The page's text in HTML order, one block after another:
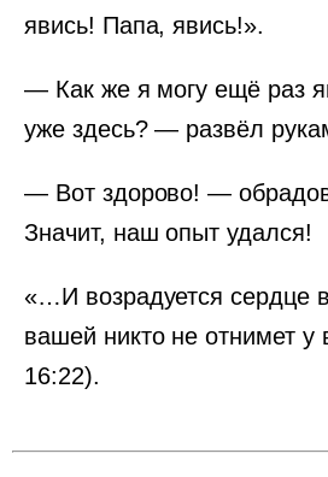
явись! Папа, явись!».
— Как же я могу ещё раз
уже здесь? — развёл
— Вот здорово! —
Значит, наш опыт удался!
«…И возрадуется сердце
вашей никто не отнимет
16:22).